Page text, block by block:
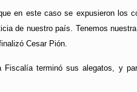
en este caso se expusieron los
de nuestro país. Tenemos
Cesar Pión.
Fiscalía terminó sus alegatos, y